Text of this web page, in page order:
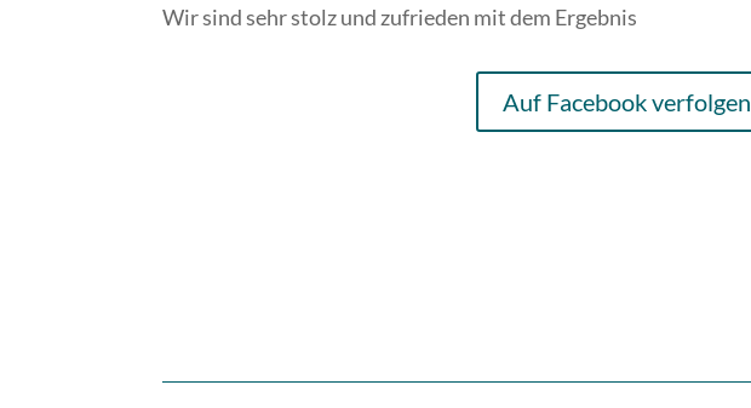
Wir sind sehr stolz und zufrieden mit dem Ergebnis
Auf Facebook verfolgen